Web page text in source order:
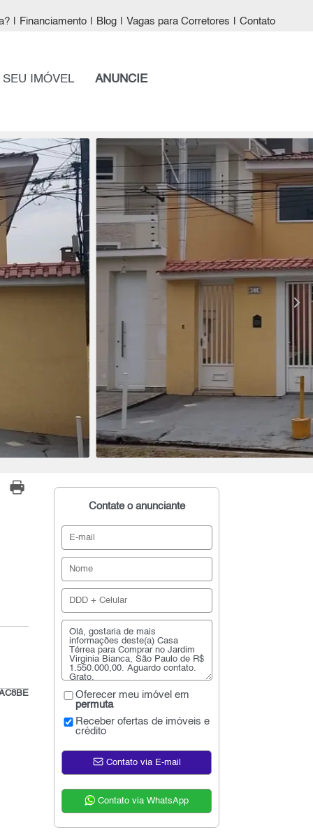
Financiamento Blog Vagas para Corretores Contato
IMÓVEL ANUNCIE
Contate o anunciante
Oferecer meu imóvel em
permuta
Receber ofertas de imóveis e
crédito
Contato via E-mail
Contato via WhatsApp